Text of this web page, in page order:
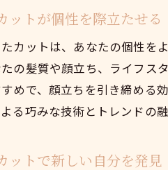
人
南池
南
一
ットが個性を際立たせる
カットは、あなたの個性を
の髪質や顔立ち、ライフス
めで、顔立ちを引き締める
る巧みな技術とトレンド
ットで新しい自分を発見